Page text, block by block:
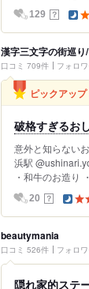
129 ？
漢字三文字の街巡り
口コミ 709件 フォロ
ピックアップ
破格すぎるお
意外と知らない
浜駅
・和牛のお造り
20 ？
beautymania
口コミ 526件 フォロ
隠れ家的ステ